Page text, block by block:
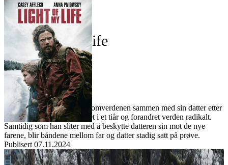
ForsideLight of My Life
Light of My Life
Forfatter:
Leverandør:
Norgesfilm AS
Lisens:
En far lever helt adskilt fra omverdenen sammen med sin datter etter
at en dødelig pandemi herjet i et tiår og forandret verden radikalt.
Samtidig som han sliter med å beskytte datteren sin mot de nye
farene, blir båndene mellom far og datter stadig satt på prøve.
Publisert 07.11.2024